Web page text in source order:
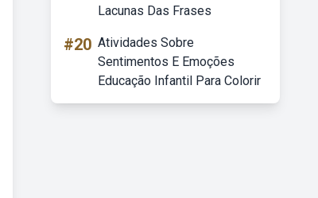
Lacunas Das Frases
#20 Atividades Sobre
Sentimentos E Emoções
Educação Infantil Para Colorir